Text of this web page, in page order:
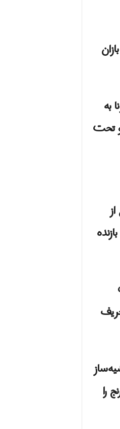
، شطرنج بازان
به
تحت
را